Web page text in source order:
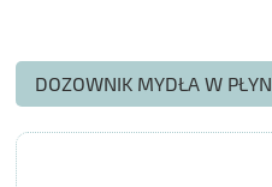
DOZOWNIK MYDŁA W